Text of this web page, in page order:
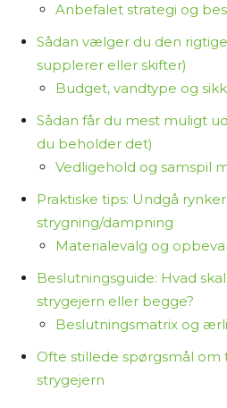
Anbefalet strategi og
Sådan vælger du den
supplerer eller skifter)
Budget, vandtype og
Sådan får du mest muligt
du beholder det)
Vedligehold og samspil
Praktiske tips: Undgå
strygning/dampning
Materialevalg og
Beslutningsguide: Hvad
strygejern eller begge?
Beslutningsmatrix og
Ofte stillede spørgsmål om
strygejern